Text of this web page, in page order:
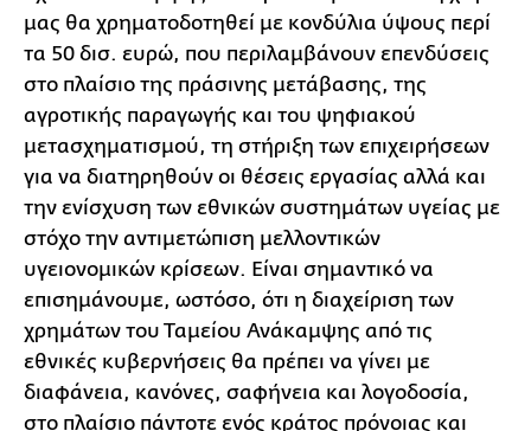
μας θα χρηματοδοτηθεί με κονδύλια ύψους περί
τα 50 δισ. ευρώ, που περιλαμβάνουν επενδύσεις
στο πλαίσιο της πράσινης μετάβασης, της
αγροτικής παραγωγής και του ψηφιακού
μετασχηματισμού, τη στήριξη των επιχειρήσεων
για να διατηρηθούν οι θέσεις εργασίας αλλά και
την ενίσχυση των εθνικών συστημάτων υγείας με
στόχο την αντιμετώπιση μελλοντικών
υγειονομικών κρίσεων. Είναι σημαντικό να
επισημάνουμε, ωστόσο, ότι η διαχείριση των
χρημάτων του Ταμείου Ανάκαμψης από τις
εθνικές κυβερνήσεις θα πρέπει να γίνει με
διαφάνεια, κανόνες, σαφήνεια και λογοδοσία,
στο πλαίσιο πάντοτε ενός κράτος πρόνοιας και